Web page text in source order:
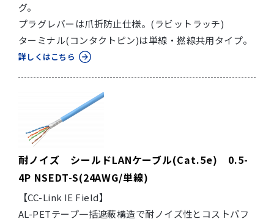
グ。
プラグレバーは爪折防止仕様。(ラビットラッチ)
ターミナル(コンタクトピン)は単線・撚線共用タイプ。
詳しくはこちら
耐ノイズ シールドLANケーブル(Cat.5e) 0.5-
4P NSEDT-S(24AWG/単線)
【CC-Link IE Field】
AL-PETテープ一括遮蔽構造で耐ノイズ性とコストパフ